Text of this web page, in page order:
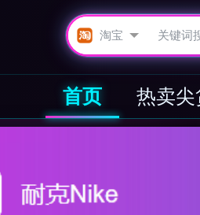
首页 热卖尖